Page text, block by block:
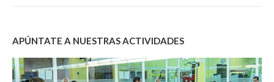
APÚNTATE A NUESTRAS ACTIVIDADES